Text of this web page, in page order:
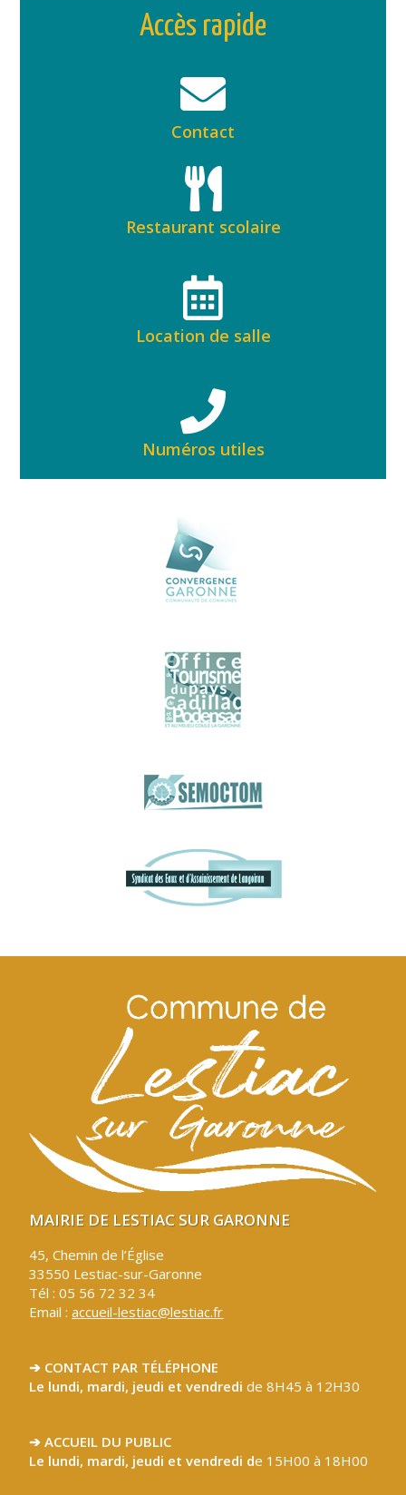
Accès rapide
Contact
Restaurant scolaire
Location de salle
Numéros utiles
MAIRIE DE LESTIAC SUR GARONNE
45, Chemin de l’Église
33550 Lestiac-sur-Garonne
Tél : 05 56 72 32 34
Email :accueil-lestiac@lestiac.fr
➔ CONTACT PAR TÉLÉPHONE
Le lundi, mardi, jeudi et vendredide 8H45 à 12H30
➔ ACCUEIL DU PUBLIC
Le lundi, mardi, jeudi et vendredi de 15H00 à 18H00